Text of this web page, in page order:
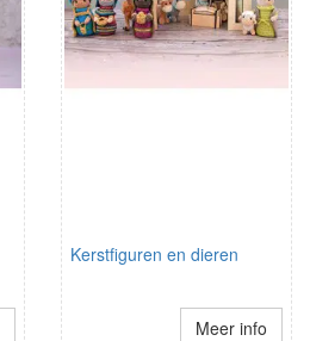
Kerstfiguren en dieren
Meer info